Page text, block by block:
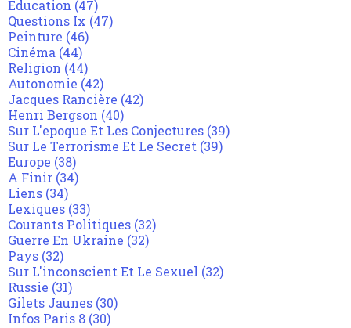
Education (47)
Questions Ix (47)
Peinture (46)
Cinéma (44)
Religion (44)
Autonomie (42)
Jacques Rancière (42)
Henri Bergson (40)
Sur L'epoque Et Les Conjectures (39)
Sur Le Terrorisme Et Le Secret (39)
Europe (38)
A Finir (34)
Liens (34)
Lexiques (33)
Courants Politiques (32)
Guerre En Ukraine (32)
Pays (32)
Sur L'inconscient Et Le Sexuel (32)
Russie (31)
Gilets Jaunes (30)
Infos Paris 8 (30)